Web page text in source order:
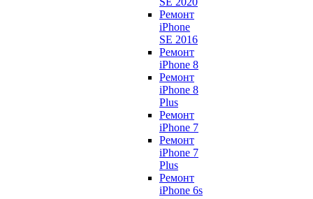
Ремонт
iPhone
SE 2016
Ремонт
iPhone 8
Ремонт
iPhone 8
Plus
Ремонт
iPhone 7
Ремонт
iPhone 7
Plus
Ремонт
iPhone 6s